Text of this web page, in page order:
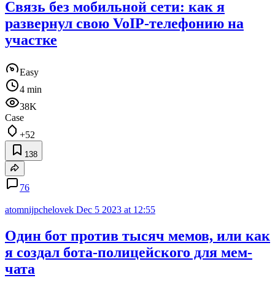
Связь без мобильной сети: как я
развернул свою VoIP-телефонию на
участке
Easy
4 min
38K
Case
+52
138
76
atomnijpchelovek Dec 5 2023 at 12:55
Один бот против тысяч мемов, или как
я создал бота-полицейского для мем-
чата